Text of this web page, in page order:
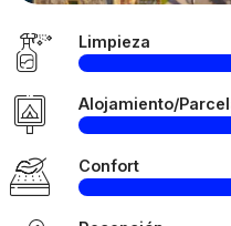
Limpieza
Alojamiento/
Confort